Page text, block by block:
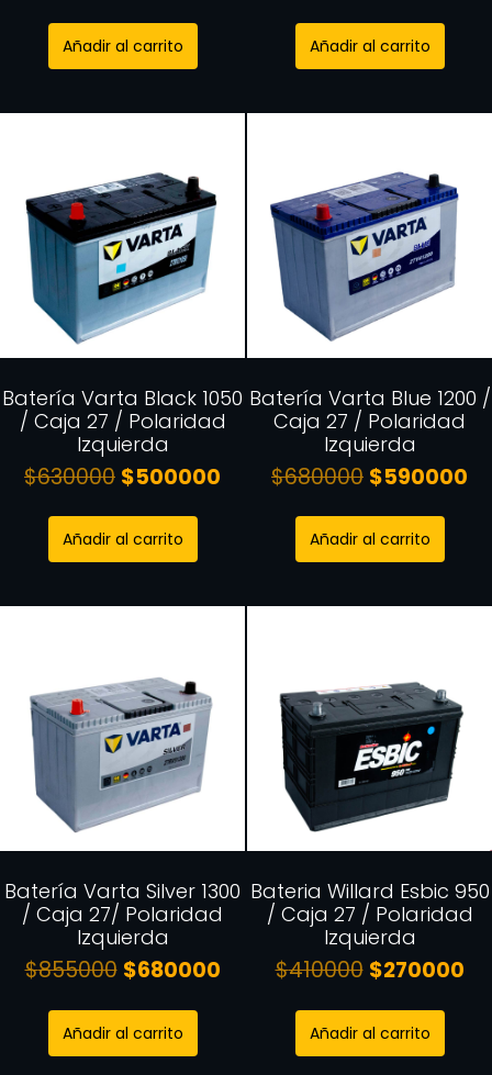
Añadir al carrito Añadir al carrito
Batería Varta Black 1050
/ Caja 27 / Polaridad
Izquierda
$630000 $500000
Añadir al carrito
Batería Varta Blue 1200 /
Caja 27 / Polaridad
Izquierda
$680000 $590000
Añadir al carrito
Batería Varta Silver 1300
/ Caja 27/ Polaridad
Izquierda
$855000 $680000
Añadir al carrito
Bateria Willard Esbic 950
/ Caja 27 / Polaridad
Izquierda
$410000 $270000
Añadir al carrito